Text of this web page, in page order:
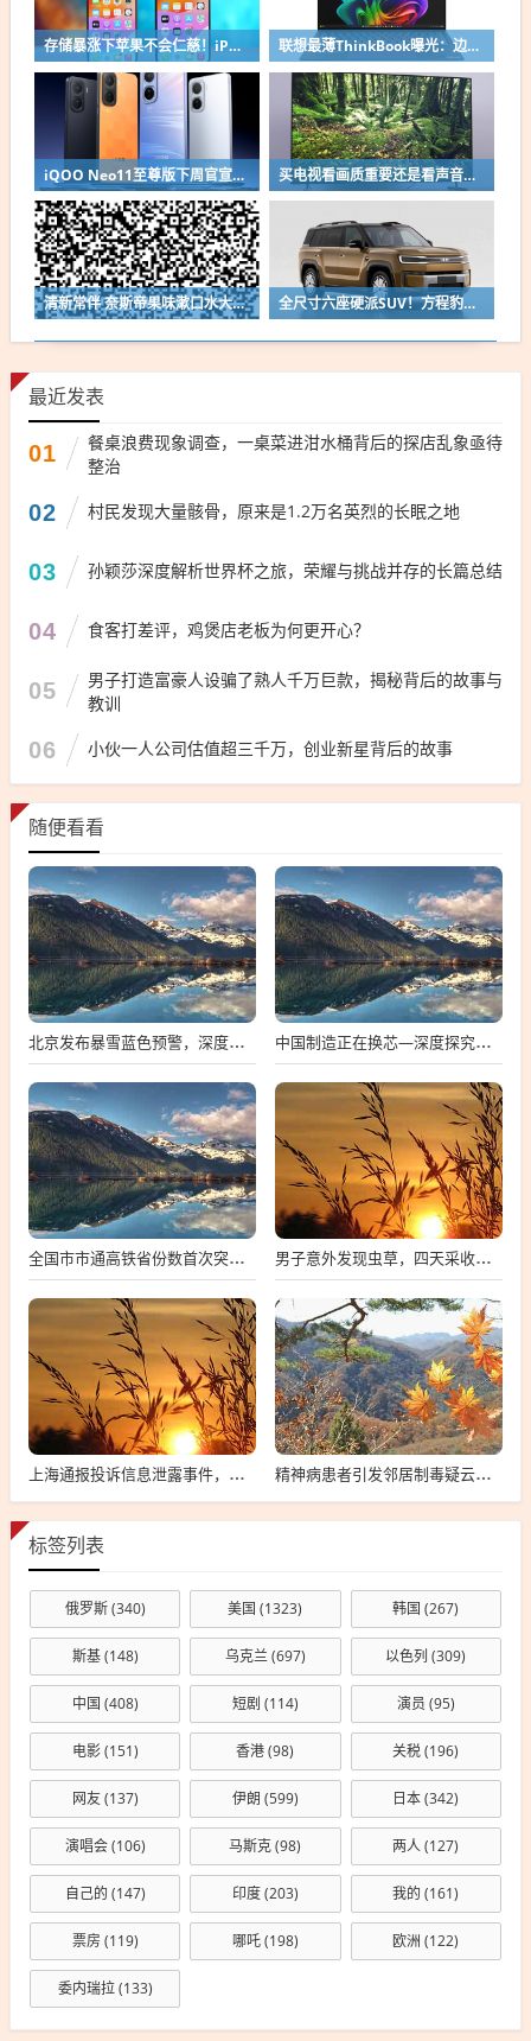
存储暴涨下苹果不会仁慈！iPhone 18 Pro系列价格预测：国行万元起步没啥问题 联想最薄ThinkBook曝光：边缘比USB-C接口还薄
iQOO Neo11至尊版下周官宣：搭载国产顶级2K直屏 同档唯一 买电视看画质重要还是看声音重要：很多人都搞错了
清新常伴 奈斯帝果味漱口水大促：16.7元到手72条 全尺寸六座硬派SUV！方程豹钛9新车申报：车长超5.2米
最近发表
01
餐桌浪费现象调查，一桌菜进泔水桶背后的探店乱象亟待
整治
02 村民发现大量骸骨，原来是1.2万名英烈的长眠之地
03 孙颖莎深度解析世界杯之旅，荣耀与挑战并存的长篇总结
04 食客打差评，鸡煲店老板为何更开心？
05
男子打造富豪人设骗了熟人千万巨款，揭秘背后的故事与
教训
06 小伙一人公司估值超三千万，创业新星背后的故事
随便看看
北京发布暴雪蓝色预警，深度解析与多维度观察 中国制造正在换芯—深度探究中国芯片产业的崛起与挑战
全国市市通高铁省份数首次突破两位数，中国高铁建设迈入新时代 男子意外发现虫草，四天采收数百根，探寻背后的故事与影响
上海通报投诉信息泄露事件，向12345投诉遭遇信息泄露的警示与反思 精神病患者引发邻居制毒疑云，事件深度解析与公众反响观察
标签列表
俄罗斯(340) 美国 (1323) 韩国 (267)
斯基(148) 乌克兰(697) 以色列 (309)
中国 (408) 短剧 (114) 演员 (95)
电影(151) 香港(98) 关税(196)
网友(137) 伊朗 (599) 日本(342)
演唱会(106) 马斯克(98) 两人(127)
自己的 (147) 印度(203) 我的 (161)
票房 (119) 哪吒(198) 欧洲 (122)
委内瑞拉(133)